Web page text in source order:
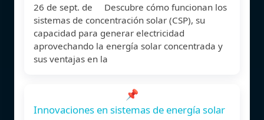
26 de sept. de Descubre cómo funcionan los
sistemas de concentración solar (CSP), su
capacidad para generar electricidad
aprovechando la energía solar concentrada y
sus ventajas en la
📌
Innovaciones en sistemas de energía solar